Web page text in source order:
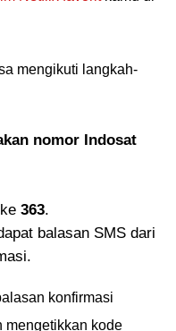
mengikuti langkah-
nomor Indosat
363.
balasan SMS dari
konfirmasi
mengetikkan kode